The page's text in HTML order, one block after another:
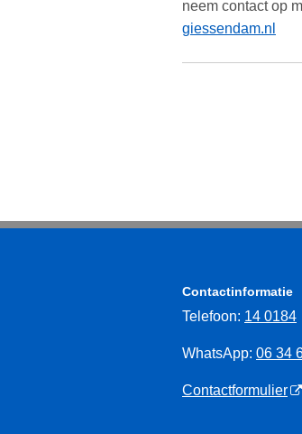
neem contact op
giessendam.nl
Contactinformatie
Telefoon: 14 0184
WhatsApp: 06 34
Contactformulier